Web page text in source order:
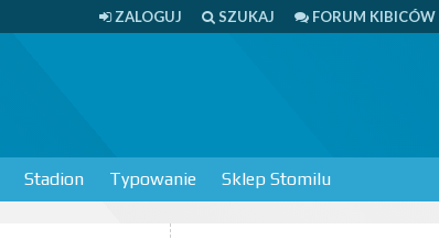
ZALOGUJ SZUKAJ FORUM KIBICÓW
Stadion Typowanie Sklep Stomilu